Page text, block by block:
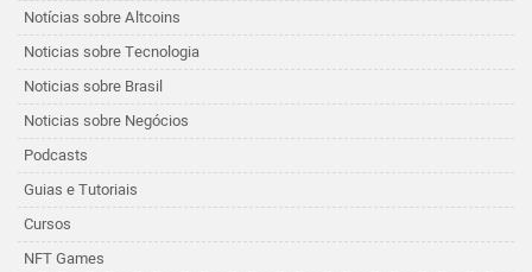
Notícias sobre Altcoins
Noticias sobre Tecnologia
Noticias sobre Brasil
Noticias sobre Negócios
Podcasts
Guias e Tutoriais
Cursos
NFT Games